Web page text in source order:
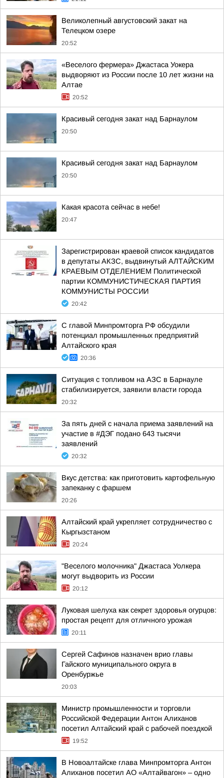
Великолепный августовский закат на
Телецком озере
20:52
«Веселого фермера» Джастаса Уокера
выдворяют из России после 10 лет жизни на
Алтае
20:52
Красивый сегодня закат над Барнаулом
20:50
Красивый сегодня закат над Барнаулом
20:50
Какая красота сейчас в небе!
20:47
Зарегистрирован краевой список кандидатов
в депутаты АКЗС, выдвинутый АЛТАЙСКИМ
КРАЕВЫМ ОТДЕЛЕНИЕМ Политической
партии КОММУНИСТИЧЕСКАЯ ПАРТИЯ
КОММУНИСТЫ РОССИИ
20:42
С главой Минпромторга РФ обсудили
потенциал промышленных предприятий
Алтайского края
20:36
Ситуация с топливом на АЗС в Барнауле
стабилизируется, заявили власти города
20:32
За пять дней с начала приема заявлений на
участие в #ДЭГ подано 643 тысячи
заявлений
20:32
Вкус детства: как приготовить картофельную
запеканку с фаршем
20:26
Алтайский край укрепляет сотрудничество с
Кыргызстаном
20:24
"Веселого молочника" Джастаса Уолкера
могут выдворить из России
20:12
Луковая шелуха как секрет здоровья огурцов:
простая рецепт для отличного урожая
20:11
Сергей Сафинов назначен врио главы
Гайского муниципального округа в
Оренбуржье
20:03
Министр промышленности и торговли
Российской Федерации Антон Алиханов
посетил Алтайский край с рабочей поездкой
19:52
В Новоалтайске глава Минпромторга Антон
Алиханов посетил АО «Алтайвагон» – одно